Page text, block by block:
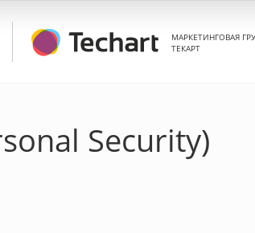
МАРКЕТИНГОВАЯ
ТЕКАРТ
Security)